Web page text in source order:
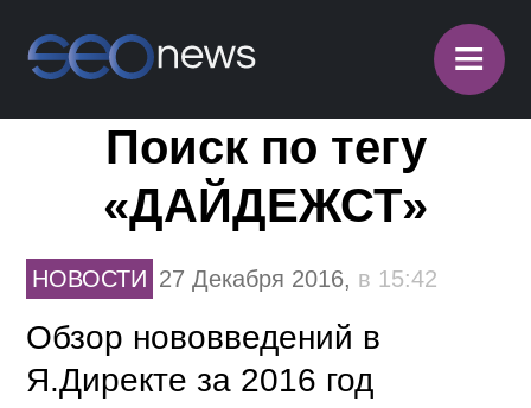
≡
Поиск по тегу
«ДАЙДЕЖСТ»
НОВОСТИ 27 Декабря 2016, в 15:42
Обзор нововведений в
Я.Директе за 2016 год